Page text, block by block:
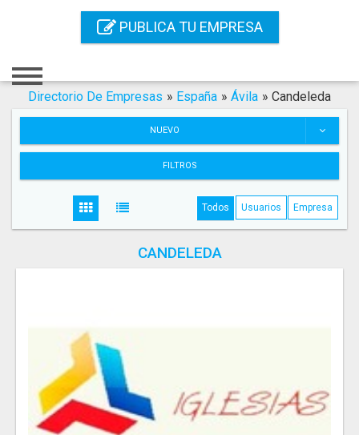
PUBLICA TU EMPRESA
Registro
Servicios SEO
Directorio De Empresas » España » Ávila » Candeleda
NUEVO
FILTROS
Todos Usuarios Empresa
CANDELEDA